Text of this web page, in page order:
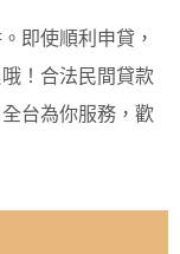
即使順利申貸，
！合法民間貸款
台為你服務，歡